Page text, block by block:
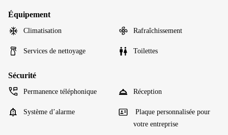
Équipement
Climatisation Rafraîchissement
Services de nettoyage Toilettes
Sécurité
Permanence téléphonique Réception
Système d’alarme
Plaque personnalisée pour
votre entreprise